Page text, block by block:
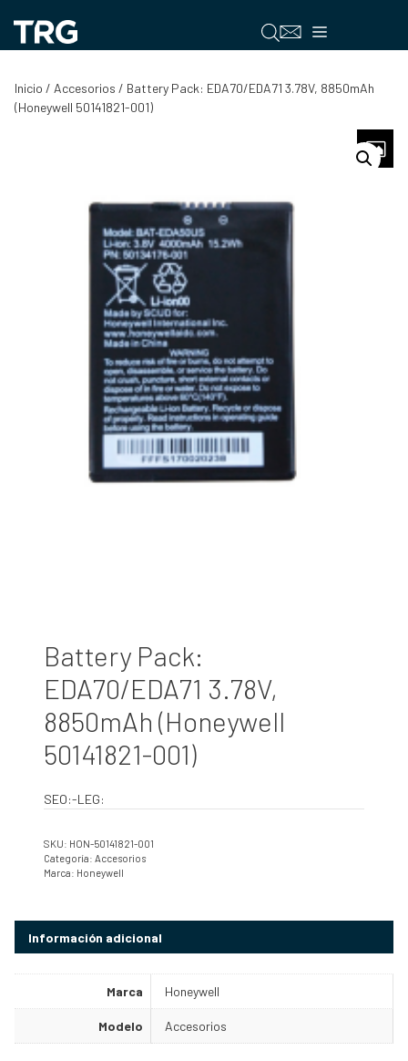
contenido
Menú
Inicio / Accesorios / Battery Pack: EDA70/EDA71 3.78V, 8850mAh
(Honeywell 50141821-001)
Battery Pack:
EDA70/EDA71 3.78V,
8850mAh (Honeywell
50141821-001)
SEO:-LEG:
SKU: HON-50141821-001
Categoría: Accesorios
Marca: Honeywell
Información adicional
Marca Honeywell
Modelo Accesorios